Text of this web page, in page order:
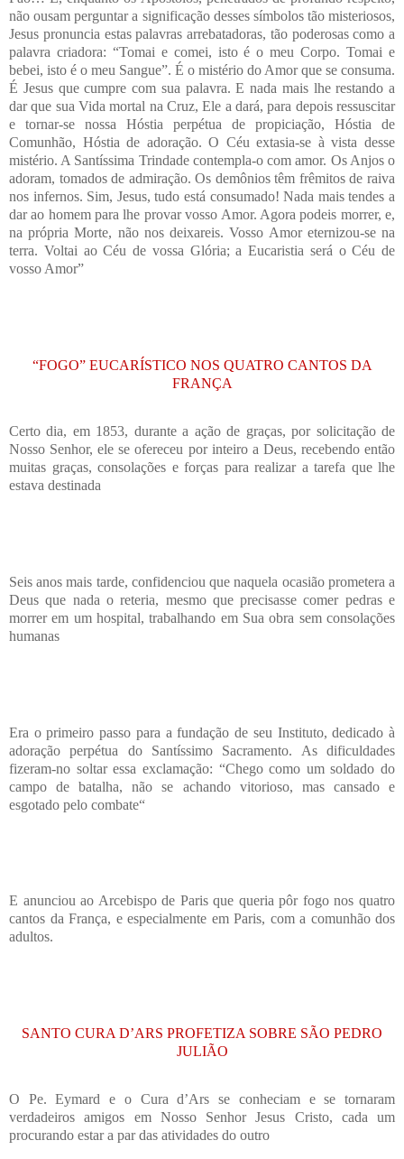
não ousam perguntar a significação desses símbolos tão misteriosos,
Jesus pronuncia estas palavras arrebatadoras, tão poderosas como a
palavra criadora: “Tomai e comei, isto é o meu Corpo. Tomai e
bebei, isto é o meu Sangue”. É o mistério do Amor que se consuma.
É Jesus que cumpre com sua palavra. E nada mais lhe restando a
dar que sua Vida mortal na Cruz, Ele a dará, para depois ressuscitar
e tornar-se nossa Hóstia perpétua de propiciação, Hóstia de
Comunhão, Hóstia de adoração. O Céu extasia-se à vista desse
mistério. A Santíssima Trindade contempla-o com amor. Os Anjos o
adoram, tomados de admiração. Os demônios têm frêmitos de raiva
nos infernos. Sim, Jesus, tudo está consumado! Nada mais tendes a
dar ao homem para lhe provar vosso Amor. Agora podeis morrer, e,
na própria Morte, não nos deixareis. Vosso Amor eternizou-se na
terra. Voltai ao Céu de vossa Glória; a Eucaristia será o Céu de
vosso Amor”
“FOGO” EUCARÍSTICO NOS QUATRO CANTOS DA
FRANÇA
Certo dia, em 1853, durante a ação de graças, por solicitação de
Nosso Senhor, ele se ofereceu por inteiro a Deus, recebendo então
muitas graças, consolações e forças para realizar a tarefa que lhe
estava destinada
Seis anos mais tarde, confidenciou que naquela ocasião prometera a
Deus que nada o reteria, mesmo que precisasse comer pedras e
morrer em um hospital, trabalhando em Sua obra sem consolações
humanas
Era o primeiro passo para a fundação de seu Instituto, dedicado à
adoração perpétua do Santíssimo Sacramento. As dificuldades
fizeram-no soltar essa exclamação: “Chego como um soldado do
campo de batalha, não se achando vitorioso, mas cansado e
esgotado pelo combate“
E anunciou ao Arcebispo de Paris que queria pôr fogo nos quatro
cantos da França, e especialmente em Paris, com a comunhão dos
adultos.
SANTO CURA D’ARS PROFETIZA SOBRE SÃO PEDRO
JULIÃO
O Pe. Eymard e o Cura d’Ars se conheciam e se tornaram
verdadeiros amigos em Nosso Senhor Jesus Cristo, cada um
procurando estar a par das atividades do outro